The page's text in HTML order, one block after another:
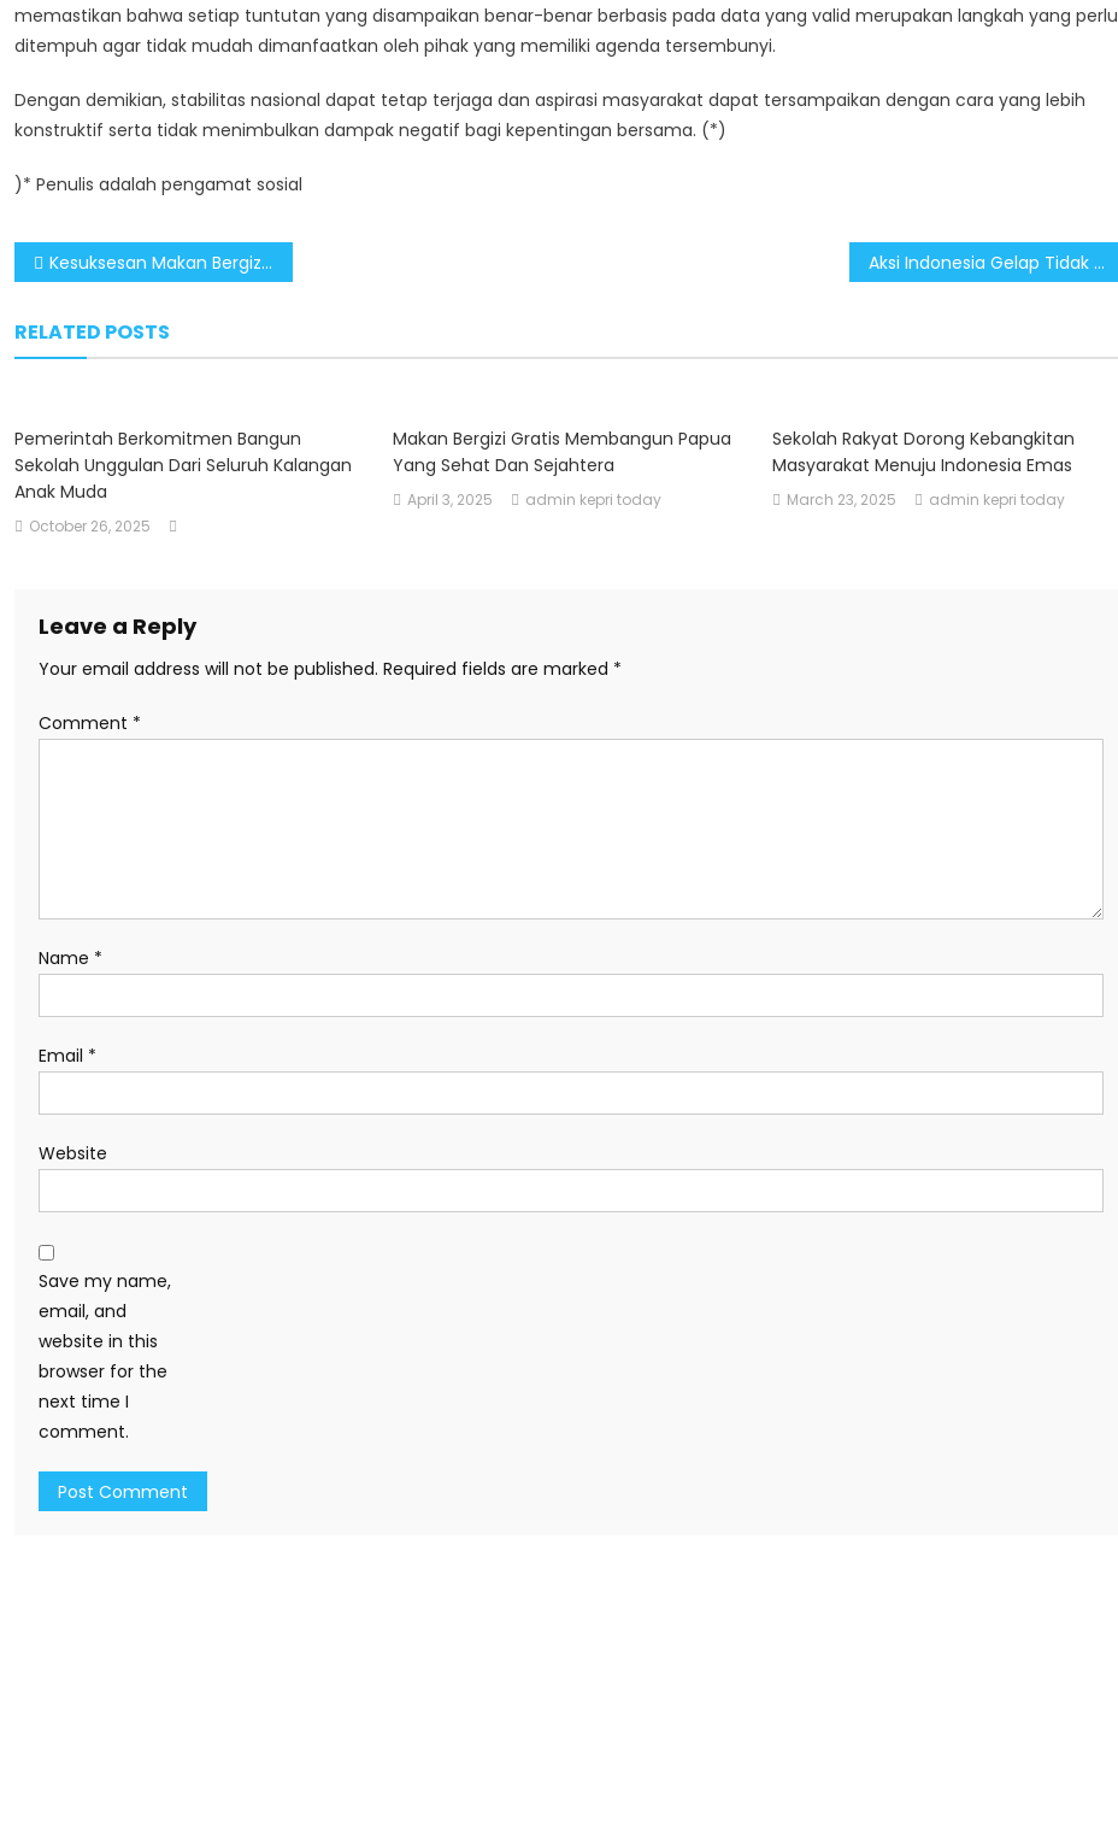
memastikan bahwa setiap tuntutan yang disampaikan benar-benar berbasis pada data yang valid merupakan langkah yang perlu
ditempuh agar tidak mudah dimanfaatkan oleh pihak yang memiliki agenda tersembunyi.
Dengan demikian, stabilitas nasional dapat tetap terjaga dan aspirasi masyarakat dapat tersampaikan dengan cara yang lebih
konstruktif serta tidak menimbulkan dampak negatif bagi kepentingan bersama. (*)
)* Penulis adalah pengamat sosial
Post
Kesuksesan Makan Bergizi Gratis Membutuhkan Dukungan Semua Pihak Aksi Indonesia Gelap Tidak Relevan, Masyarakat Diminta Tidak Terpengaruh
RELATED POSTS
Pemerintah Berkomitmen Bangun
Sekolah Unggulan Dari Seluruh Kalangan
Anak Muda
October 26, 2025
Makan Bergizi Gratis Membangun Papua
Yang Sehat Dan Sejahtera
April 3, 2025 admin kepri today
Sekolah Rakyat Dorong Kebangkitan
Masyarakat Menuju Indonesia Emas
March 23, 2025 admin kepri today
Leave a Reply
Your email address will not be published. Required fields are marked *
Comment *
Name *
Email *
Website
Save my name,
email, and
website in this
browser for the
next time I
comment.